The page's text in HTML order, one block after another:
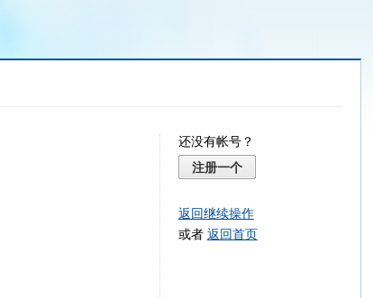
还没有帐号？
注册一个
返回继续操作
或者 返回首页